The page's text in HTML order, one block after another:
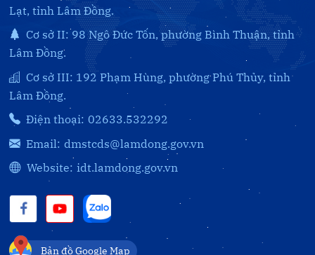
Lạt, tỉnh Lâm Đồng.
Cơ sở II: 98 Ngô Đức Tốn, phường Bình Thuận, tỉnh
Lâm Đồng.
Cơ sở III: 192 Phạm Hùng, phường Phú Thủy, tỉnh
Lâm Đồng.
Điện thoại: 02633.532292
Email: dmstcds@lamdong.gov.vn
Website: idt.lamdong.gov.vn
Bản đồ Google Map